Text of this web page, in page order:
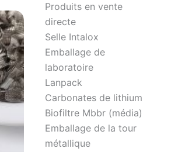
Produits en vente
directe
Selle Intalox
Emballage de
laboratoire
Lanpack
Carbonates de lithium
Biofiltre Mbbr (média)
Emballage de la tour
métallique